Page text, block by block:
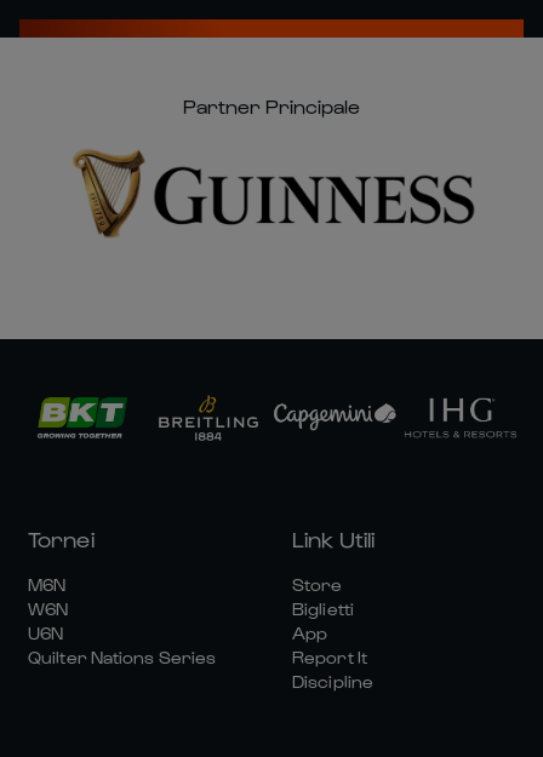
Partner Principale
Tornei
M6N
W6N
U6N
Quilter Nations Series
Link Utili
Store
Biglietti
App
Report It
Discipline